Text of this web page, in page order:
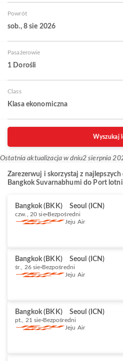
Powrót
sob., 8 sie 2026
Pasażerowie
1 Dorośli
Class
Klasa ekonomiczna
Wyszukaj
Ostatnia aktualizacja w dniu2 sierpnia
Zarezerwuj i skorzystaj z
Bangkok Suvarnabhumi do Port
Bangkok (BKK) Seoul (ICN)
czw., 20 sie Bezpośredni
Jeju Air
Bangkok (BKK) Seoul (ICN)
śr., 26 sie Bezpośredni
Jeju Air
Bangkok (BKK) Seoul (ICN)
pt., 21 sie Bezpośredni
Jeju Air